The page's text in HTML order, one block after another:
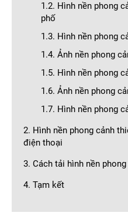
1.2. Hình nền phong
phố
1.3. Hình nền phong
1.4. Ảnh nền phong
1.5. Hình nền phong
1.6. Ảnh nền phong
1.7. Hình nền phong
2. Hình nền phong cảnh
điện thoại
3. Cách tải hình nền
4. Tạm kết